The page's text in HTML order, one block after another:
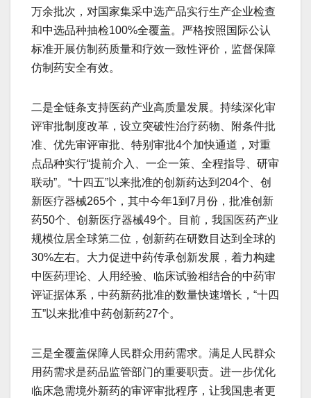
万余批次，对国家集采中选产品实行生产企业检查
和中选品种抽检100%全覆盖。严格按照国际公认
标准开展仿制药质量和疗效一致性评价，监督保障
仿制药安全有效。
二是全链条支持医药产业高质量发展。持续深化审
评审批制度改革，设立突破性治疗药物、附条件批
准、优先审评审批、特别审批4个加快通道，对重
点品种实行“提前介入、一企一策、全程指导、研审
联动”。“十四五”以来批准的创新药达到204个、创
新医疗器械265个，其中今年1到7月份，批准创新
药50个、创新医疗器械49个。目前，我国医药产业
规模位居全球第二位，创新药在研数目达到全球的
30%左右。大力促进中药传承创新发展，着力构建
中医药理论、人用经验、临床试验相结合的中药审
评证据体系，中药新药批准的数量快速增长，“十四
五”以来批准中药创新药27个。
三是全覆盖保障人民群众用药需求。满足人民群众
用药需求是药品监管部门的重要职责。进一步优化
临床急需境外新药的审评审批程序，让我国患者更